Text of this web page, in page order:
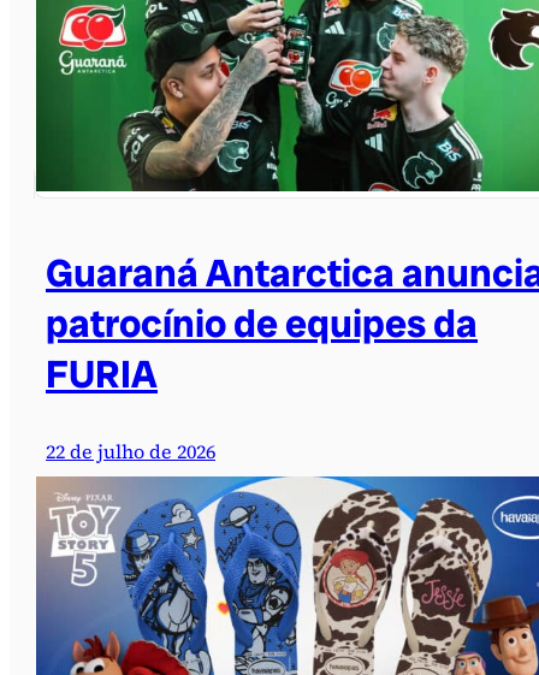
Guaraná Antarctica
patrocínio de equipes da
FURIA
22 de julho de 2026